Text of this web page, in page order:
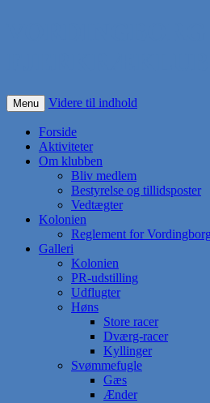
Menu Videre til indhold
Forside
Aktiviteter
Om klubben
Bliv medlem
Bestyrelse og tillidsposter
Vedtægter
Kolonien
Reglement for
Galleri
Kolonien
PR-udstilling
Udflugter
Høns
Store racer
Dværg-racer
Kyllinger
Svømmefugle
Gæs
Ænder